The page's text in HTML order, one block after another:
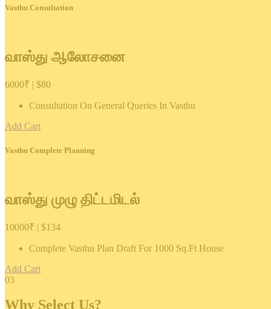
Vasthu Consultation
வாஸ்து ஆலோசனை
6000₹ | $80
Consultation On General Queries In Vasthu
Add Cart
Vasthu Complete Planning
வாஸ்து முழு திட்டமிடல்
10000₹ | $134
Complete Vasthu Plan Draft For 1000 Sq.Ft House
Add Cart
03
Why Select Us?